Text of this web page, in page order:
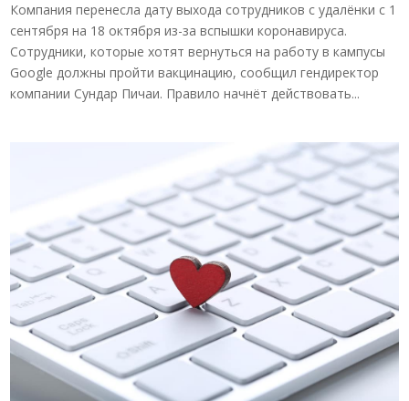
Компания перенесла дату выхода сотрудников с удалёнки с 1
сентября на 18 октября из-за вспышки коронавируса.
Сотрудники, которые хотят вернуться на работу в кампусы
Google должны пройти вакцинацию, сообщил гендиректор
компании Сундар Пичаи. Правило начнёт действовать...